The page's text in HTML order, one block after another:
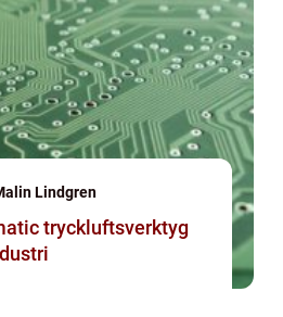
Lindgren